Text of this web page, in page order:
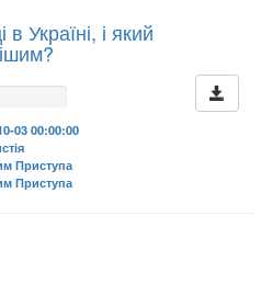
Україні, і який
03 00:00:00
Приступа
Приступа